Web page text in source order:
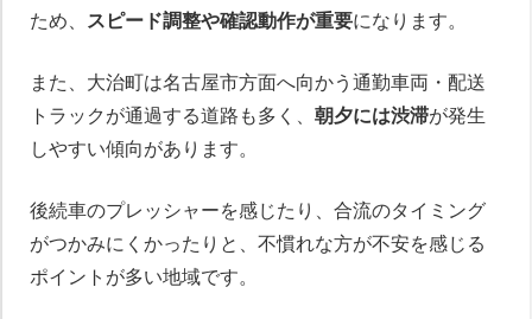
ため、
スピード調整や確認動作が重要になります。
また、大治町は名古屋市方面へ向かう通勤車両・配送
トラックが通過する道路も多く、 朝夕には渋滞が発生
しやすい傾向があります。
後続車のプレッシャーを感じたり、合流のタイミング
がつかみにくかったりと、不慣れな方が不安を感じる
ポイントが多い地域です。